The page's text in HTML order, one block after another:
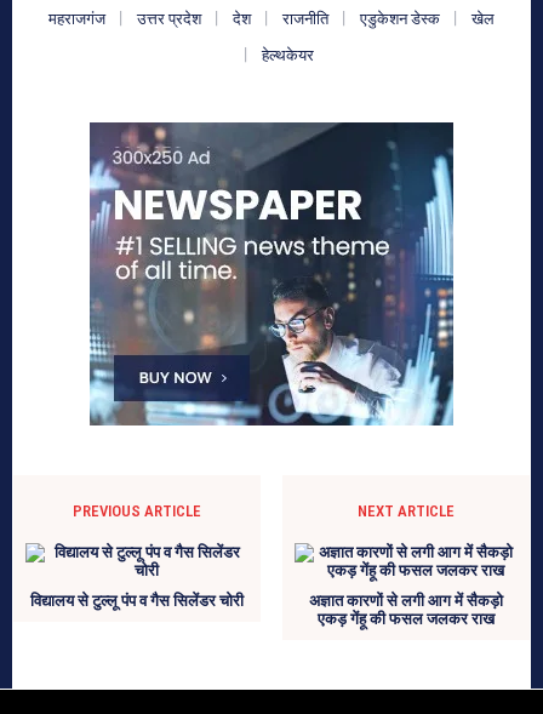
महराजगंज उत्तर प्रदेश देश राजनीति एडुकेशन डेस्क
खेल
हेल्थकेयर
PREVIOUS ARTICLE
विद्यालय से टुल्लू पंप व गैस सिलेंडर चोरी
NEXT ARTICLE
अज्ञात कारणों से लगी आग में सैकड़ो
एकड़ गेंहू की फसल जलकर राख